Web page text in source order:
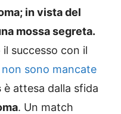
in vista del
mossa segreta.
il successo con il
sono mancate
è attesa dalla sfida
. Un match